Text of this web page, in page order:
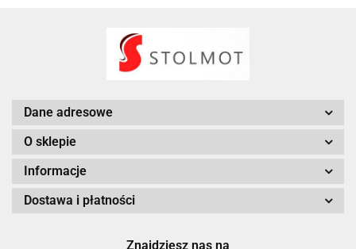
Dane adresowe
O sklepie
Informacje
Dostawa i płatności
Znajdziesz nas na